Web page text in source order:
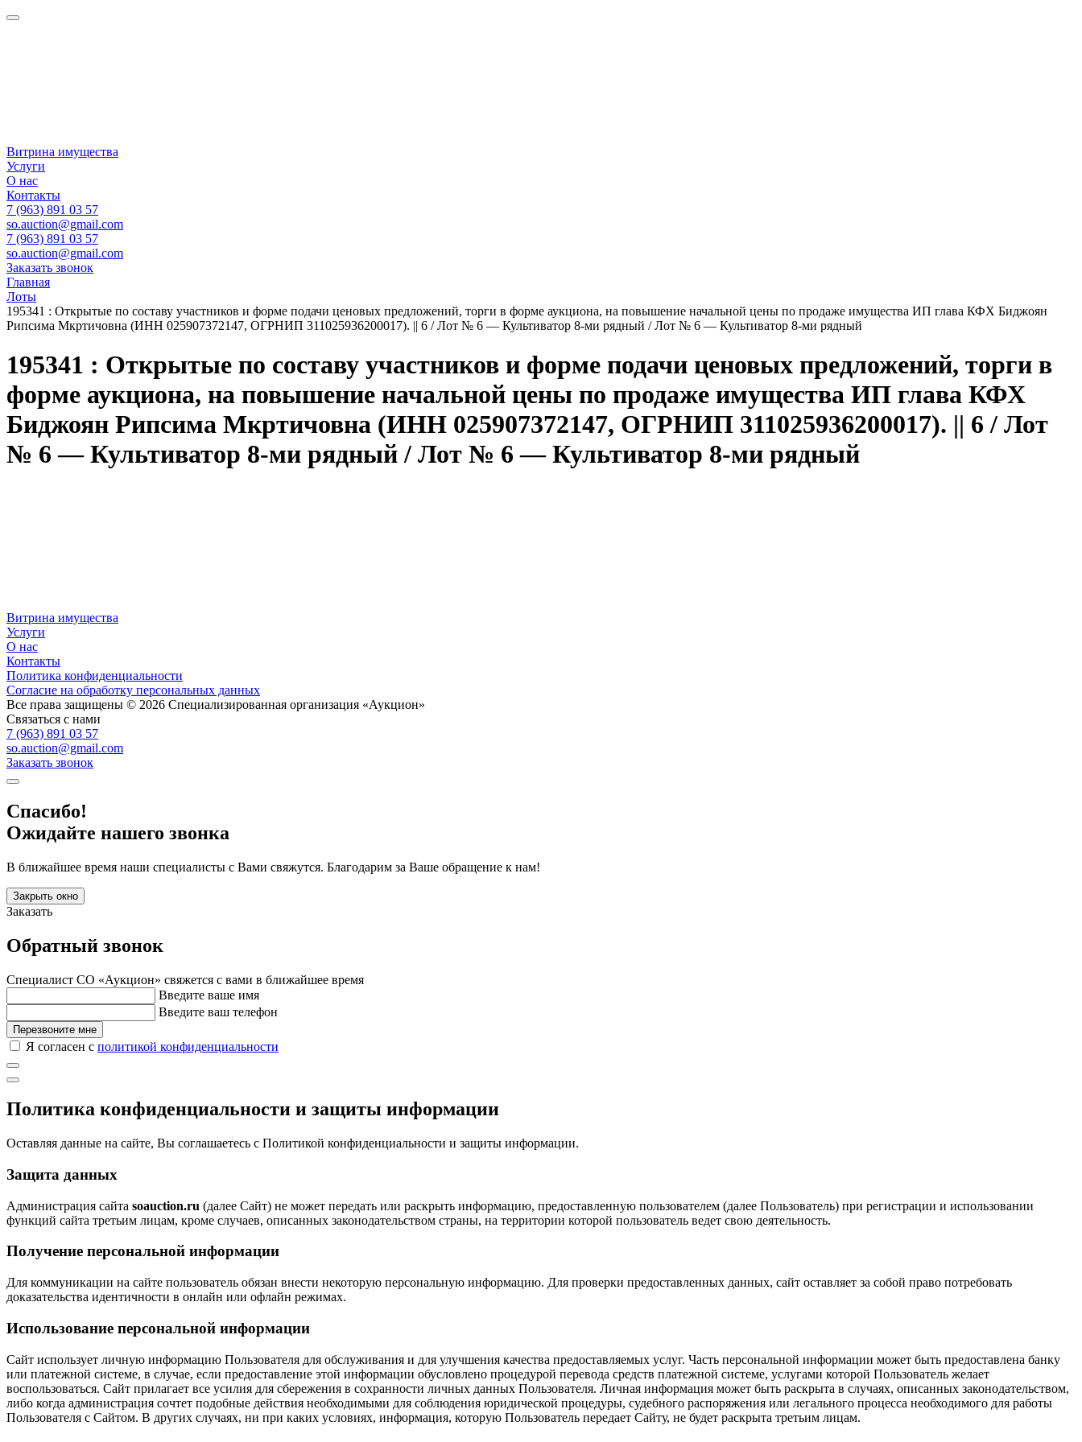
Витрина имущества
Услуги
О нас
Контакты
7 (963) 891 03 57
so.auction@gmail.com
7 (963) 891 03 57
so.auction@gmail.com
Заказать звонок
Главная
Лоты
195341 : Открытые по составу участников и форме подачи ценовых предложений, торги в форме аукциона, на повышение начальной цены по продаже имущества ИП глава КФХ Биджоян
Рипсима Мкртичовна (ИНН 025907372147, ОГРНИП 311025936200017). || 6 / Лот № 6 — Культиватор 8-ми рядный / Лот № 6 — Культиватор 8-ми рядный
195341 : Открытые по составу участников и форме подачи ценовых предложений, торги в
форме аукциона, на повышение начальной цены по продаже имущества ИП глава КФХ
Биджоян Рипсима Мкртичовна (ИНН 025907372147, ОГРНИП 311025936200017). || 6 / Лот
№ 6 — Культиватор 8-ми рядный / Лот № 6 — Культиватор 8-ми рядный
Витрина имущества
Услуги
О нас
Контакты
Политика конфиденциальности
Согласие на обработку персональных данных
Все права защищены © 2026 Специализированная организация «Аукцион»
Связаться с нами
7 (963) 891 03 57
so.auction@gmail.com
Заказать звонок
Спасибо!
Ожидайте нашего звонка
В ближайшее время наши специалисты с Вами свяжутся. Благодарим за Ваше обращение к нам!
Закрыть окно
Заказать
Обратный звонок
Специалист СО «Аукцион» свяжется с вами в ближайшее время
Введите ваше имя
Введите ваш телефон
Перезвоните мне
Я согласен с политикой конфиденциальности
Политика конфиденциальности и защиты информации
Оставляя данные на сайте, Вы соглашаетесь с Политикой конфиденциальности и защиты информации.
Защита данных
Администрация сайта soauction.ru (далее Сайт) не может передать или раскрыть информацию, предоставленную пользователем (далее Пользователь) при регистрации и использовании
функций сайта третьим лицам, кроме случаев, описанных законодательством страны, на территории которой пользователь ведет свою деятельность.
Получение персональной информации
Для коммуникации на сайте пользователь обязан внести некоторую персональную информацию. Для проверки предоставленных данных, сайт оставляет за собой право потребовать
доказательства идентичности в онлайн или офлайн режимах.
Использование персональной информации
Сайт использует личную информацию Пользователя для обслуживания и для улучшения качества предоставляемых услуг. Часть персональной информации может быть предоставлена банку
или платежной системе, в случае, если предоставление этой информации обусловлено процедурой перевода средств платежной системе, услугами которой Пользователь желает
воспользоваться. Сайт прилагает все усилия для сбережения в сохранности личных данных Пользователя. Личная информация может быть раскрыта в случаях, описанных законодательством,
либо когда администрация сочтет подобные действия необходимыми для соблюдения юридической процедуры, судебного распоряжения или легального процесса необходимого для работы
Пользователя с Сайтом. В других случаях, ни при каких условиях, информация, которую Пользователь передает Сайту, не будет раскрыта третьим лицам.